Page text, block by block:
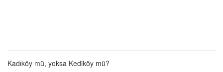
Kadıköy mü, yoksa Kediköy mü?